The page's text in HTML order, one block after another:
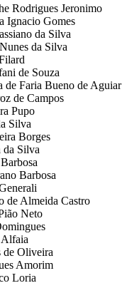
Rodrigues Jeronimo
Ignacio Gomes
da Silva
da Silva
de Souza
de Faria Bueno de Aguiar
de Campos
Pupo
Silva
Borges
da Silva
Barbosa
de Almeida Castro
Neto
Alfaia
de Oliveira
Amorim
Loria